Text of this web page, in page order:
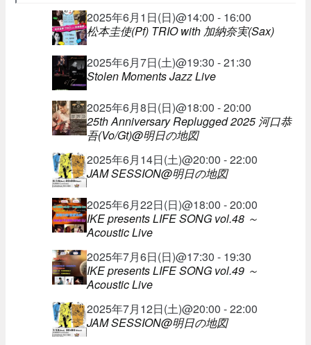
2025年6月1日(日)@14:00 - 16:00
松本圭使(Pf) TRIO with 加納奈実(Sax)
2025年6月7日(土)@19:30 - 21:30
Stolen Moments Jazz Live
2025年6月8日(日)@18:00 - 20:00
25th Anniversary Replugged 2025 河口恭
吾(Vo/Gt)@明日の地図
2025年6月14日(土)@20:00 - 22:00
JAM SESSION@明日の地図
2025年6月22日(日)@18:00 - 20:00
IKE presents LIFE SONG vol.48 ～
Acoustic Live
2025年7月6日(日)@17:30 - 19:30
IKE presents LIFE SONG vol.49 ～
Acoustic Live
2025年7月12日(土)@20:00 - 22:00
JAM SESSION@明日の地図